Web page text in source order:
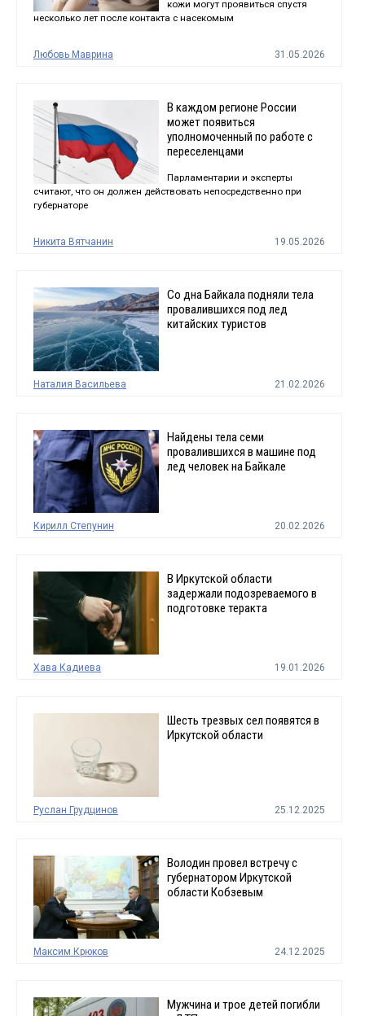
кожи могут проявиться спустя
несколько лет после контакта с насекомым
Любовь Маврина 31.05.2026
В каждом регионе России
может появиться
уполномоченный по работе с
переселенцами
Парламентарии и эксперты
считают, что он должен действовать непосредственно при
губернаторе
Никита Вятчанин 19.05.2026
Со дна Байкала подняли тела
провалившихся под лед
китайских туристов
Наталия Васильева 21.02.2026
Найдены тела семи
провалившихся в машине под
лед человек на Байкале
Кирилл Степунин 20.02.2026
В Иркутской области
задержали подозреваемого в
подготовке теракта
Хава Кадиева 19.01.2026
Шесть трезвых сел появятся в
Иркутской области
Руслан Грудцинов 25.12.2025
Володин провел встречу с
губернатором Иркутской
области Кобзевым
Максим Крюков 24.12.2025
Мужчина и трое детей погибли